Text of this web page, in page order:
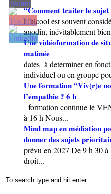
“Comment traiter le sujet
L’alcool est souvent
anodin, inévitablement
Une vidéoformation de
matinée
dates à determiner en
individuel ou en groupe
Une formation “Viv(r)e
l’empathie ? 6 h
formation continue le
à 16 h Nous...
Mind map en médiation
donner des sujets
prévu en 2027 De 9 h 30
droit...